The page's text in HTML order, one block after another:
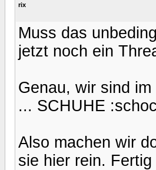
rix
Muss das
jetzt noch ein
Genau, wir sind
... SCHUHE
Also machen wir
sie hier rein.